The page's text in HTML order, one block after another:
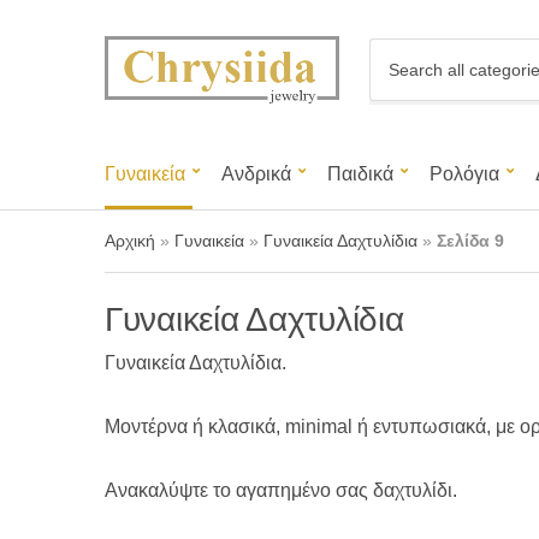
a
g
o
r
n
a
e
Γυναικεία Ανδρικά Παιδικά Ρολόγια
Αρχική » Γυναικεία » Γυναικεία Δαχτυλίδια » Σελίδα 9
Γυναικεία Δαχτυλίδια
Γυναικεία Δαχτυλίδια.
Μοντέρνα ή κλασικά, minimal ή εντυπωσιακά, με
Ανακαλύψτε το αγαπημένο σας δαχτυλίδι.